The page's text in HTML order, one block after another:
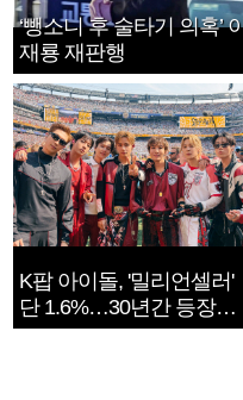
‘뺑소니 후 술타기 의혹’
재룡 재판행
K팝 아이돌, '밀리언셀러'
단 1.6%…30년간 등장
1182개팀 전수조사